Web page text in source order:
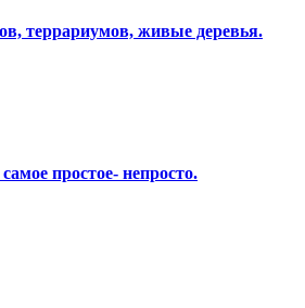
террариумов, живые деревья.
простое- непросто.